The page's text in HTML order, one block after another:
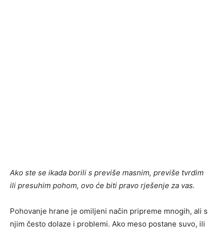
Ako ste se ikada borili s previše masnim, previše tvrdim
ili presuhim pohom, ovo će biti pravo rješenje za vas.
Pohovanje hrane je omiljeni način pripreme mnogih, ali s
njim često dolaze i problemi. Ako meso postane suvo, ili